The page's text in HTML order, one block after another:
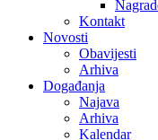
Kontakt
Novosti
Obavijesti
Arhiva
Događanja
Najava
Arhiva
Kalendar